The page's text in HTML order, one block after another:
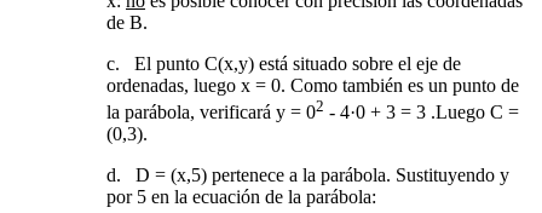
de B.
c. El punto C(x,y) está situado sobre el eje de
ordenadas, luego x = 0. Como también es un punto de
la parábola, verificará y = 02 - 4·0 + 3 = 3 .Luego C =
(0,3).
d. D = (x,5) pertenece a la parábola. Sustituyendo y
por 5 en la ecuación de la parábola: